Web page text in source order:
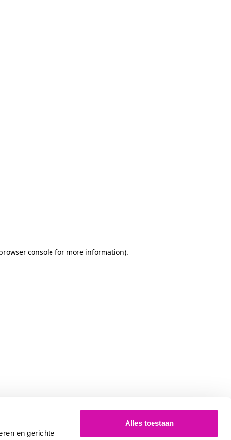
en gerichte
Alles toestaan
console for more information).